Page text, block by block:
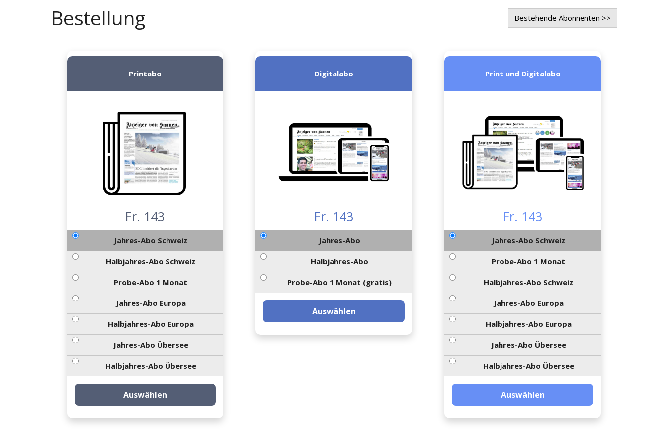
Bestellung Bestehende Abonnenten >>
Printabo
Fr. 143
Jahres-Abo Schweiz
Halbjahres-Abo Schweiz
Probe-Abo 1 Monat
Jahres-Abo Europa
Halbjahres-Abo Europa
Jahres-Abo Übersee
Halbjahres-Abo Übersee
Auswählen
Digitalabo
Fr. 143
Jahres-Abo
Halbjahres-Abo
Probe-Abo 1 Monat (gratis)
Auswählen
Print und Digitalabo
Fr. 143
Jahres-Abo Schweiz
Probe-Abo 1 Monat
Halbjahres-Abo Schweiz
Jahres-Abo Europa
Halbjahres-Abo Europa
Jahres-Abo Übersee
Halbjahres-Abo Übersee
Auswählen